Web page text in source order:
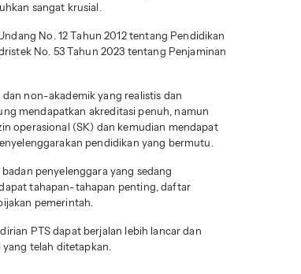
sangat krusial.
No. 12 Tahun 2012 tentang Pendidikan
No. 53 Tahun 2023 tentang Penjaminan
non-akademik yang realistis dan
mendapatkan akreditasi penuh, namun
operasional (SK) dan kemudian mendapat
pendidikan yang bermutu.
penyelenggara yang sedang
tahapan-tahapan penting, daftar
pemerintah.
PTS dapat berjalan lebih lancar dan
telah ditetapkan.